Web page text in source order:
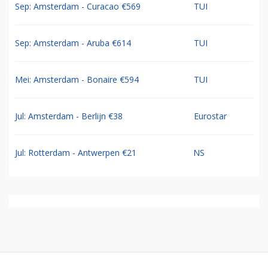
Sep: Amsterdam - Curacao €569 TUI
Sep: Amsterdam - Aruba €614 TUI
Mei: Amsterdam - Bonaire €594 TUI
Jul: Amsterdam - Berlijn €38 Eurostar
Jul: Rotterdam - Antwerpen €21 NS